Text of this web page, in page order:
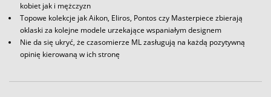
kobiet jak i mężczyzn
Topowe kolekcje jak Aikon, Eliros, Pontos czy Masterpiece zbierają
oklaski za kolejne modele urzekające wspaniałym designem
Nie da się ukryć, że czasomierze ML zasługują na każdą pozytywną
opinię kierowaną w ich stronę